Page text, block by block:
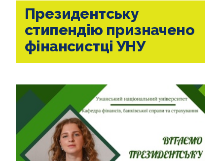
ЗДОБУВАЧУ ОСВІТИ
АБІТУРІЄНТУ
НАУКА ТА ІННОВАЦІЇ
КОНТАКТИ
АКРЕДИТАЦІЯ
Президентську
стипендію призначено
фінансистці УНУ